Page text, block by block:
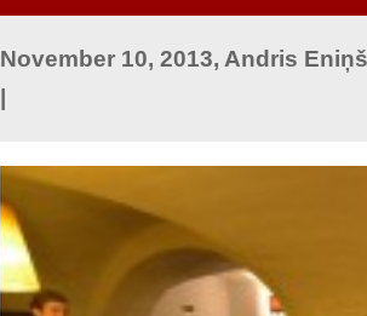
November 10, 2013, Andris
|